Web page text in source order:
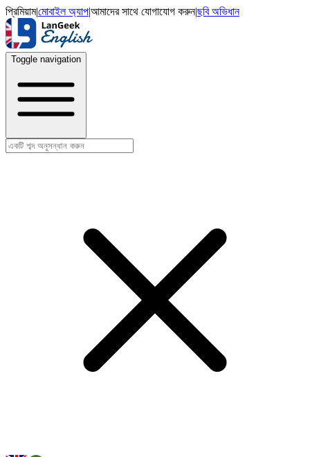
প্রিমিয়াম|মোবাইল অ্যাপ|আমাদের সাথে যোগাযোগ করুন|ছবি অভিধান
Toggle navigation